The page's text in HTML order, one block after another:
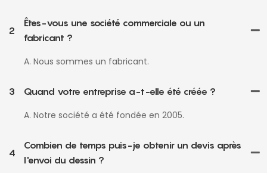
2
Êtes-vous une société commerciale ou un
fabricant ?
A. Nous sommes un fabricant.
3
Quand votre entreprise a-t-elle été créée ?
A. Notre société a été fondée en 2005.
4
Combien de temps puis-je obtenir un devis après
l'envoi du dessin ?